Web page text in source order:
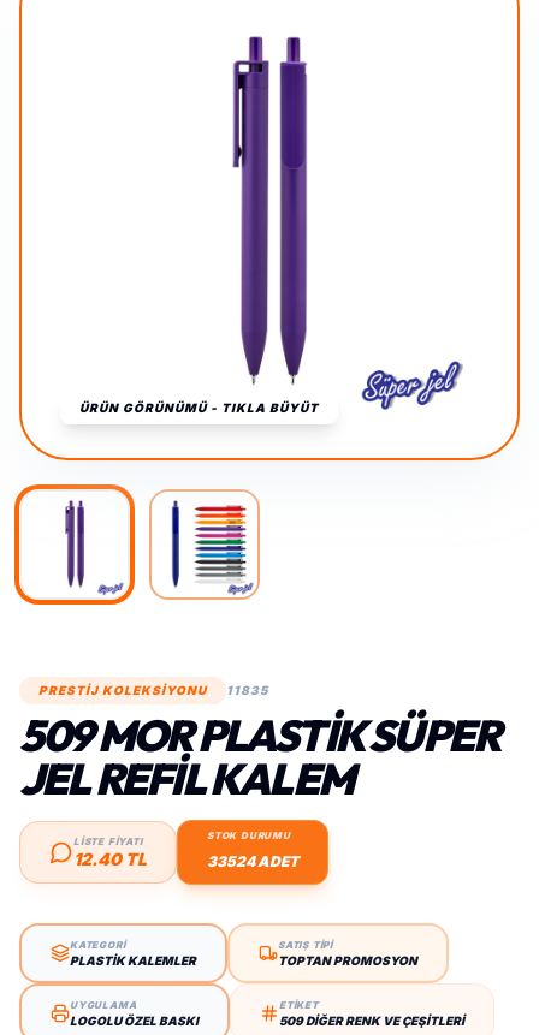
ÜRÜN GÖRÜNÜMÜ - TIKLA BÜYÜT
PRESTİJ KOLEKSİYONU 11835
509 MOR PLASTIK SÜPER
JEL REFIL KALEM
LİSTE FİYATI
12.40 TL
STOK DURUMU
33524 ADET
KATEGORİ
PLASTIK KALEMLER
SATIŞ TİPİ
TOPTAN PROMOSYON
UYGULAMA
LOGOLU ÖZEL BASKI
ETİKET
509 DIĞER RENK VE ÇEŞITLERI